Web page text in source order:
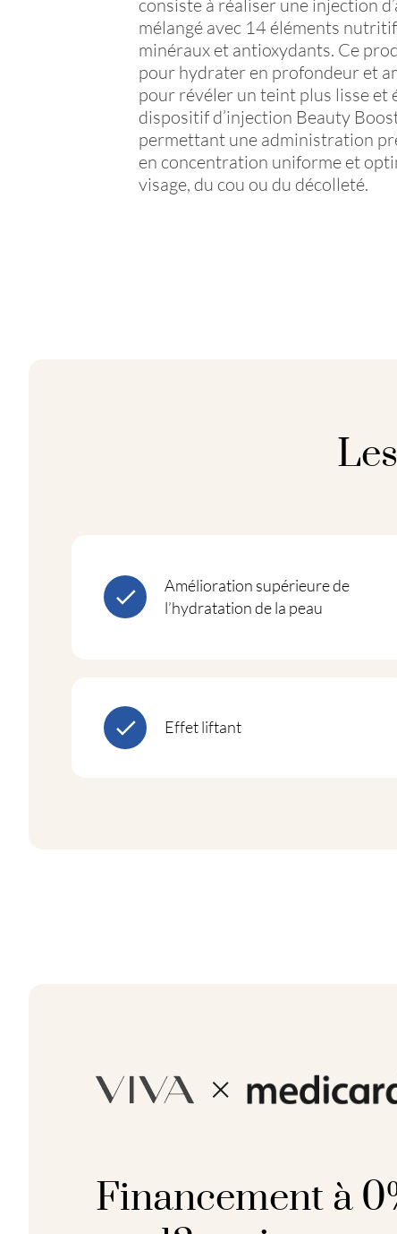
mélangé avec 14 éléments
minéraux et antioxydants. Ce
pour hydrater en profondeur et
pour révéler un teint plus lisse et
dispositif d’injection Beauty
permettant une administration
en concentration uniforme et
visage, du cou ou du décolleté.
Amélioration supérieure de
l’hydratation de la peau
Effet liftant
Financement à